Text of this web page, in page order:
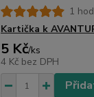
1
Kartička k
5 Kč/ks
4 Kč bez DPH